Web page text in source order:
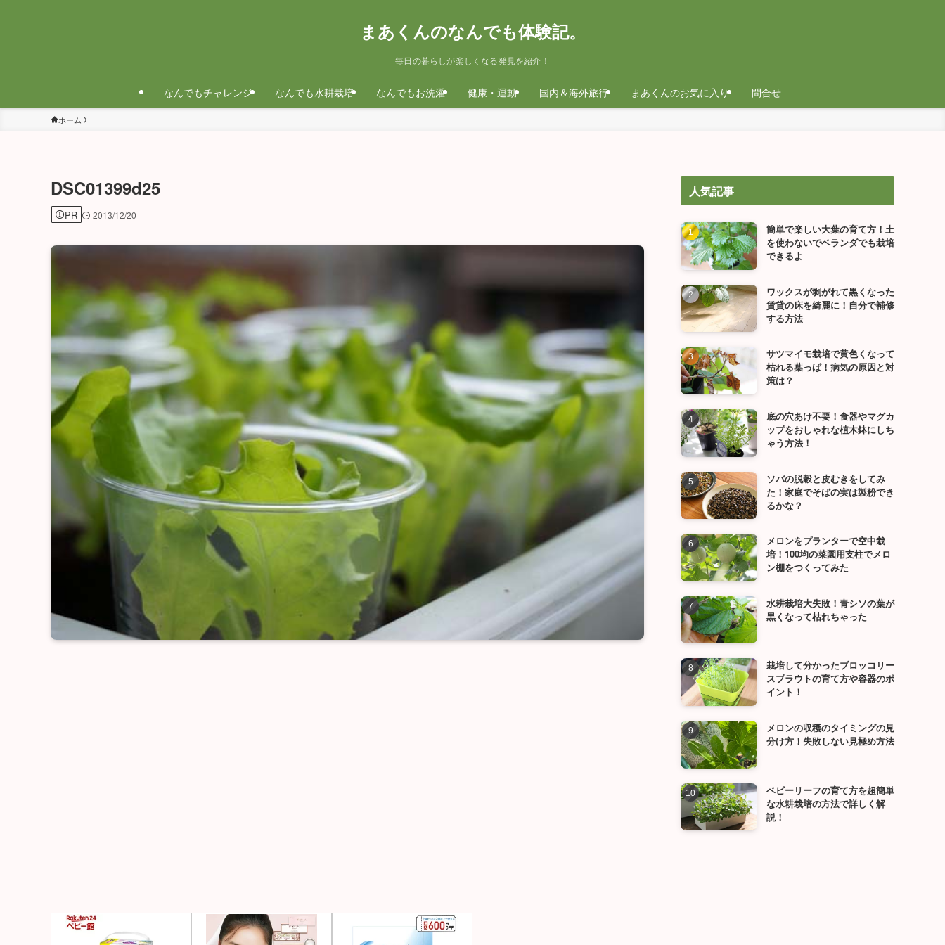
まあくんのなんでも体験記。
毎日の暮らしが楽しくなる発見を紹介！
なんでもチャレンジ なんでも水耕栽培 なんでもお洗濯 健康・運動 国内＆海外旅行 まあくんのお気に入り 問合せ
ホーム
DSC01399d25
PR 2013/12/20
人気記事
簡単で楽しい大葉の育て方！土
を使わないでベランダでも栽培
できるよ
ワックスが剥がれて黒くなった
賃貸の床を綺麗に！自分で補修
する方法
サツマイモ栽培で黄色くなって
枯れる葉っぱ！病気の原因と対
策は？
底の穴あけ不要！食器やマグカ
ップをおしゃれな植木鉢にしち
ゃう方法！
ソバの脱穀と皮むきをしてみ
た！家庭でそばの実は製粉でき
るかな？
メロンをプランターで空中栽
培！100均の菜園用支柱でメロ
ン棚をつくってみた
水耕栽培大失敗！青シソの葉が
黒くなって枯れちゃった
栽培して分かったブロッコリー
スプラウトの育て方や容器のポ
イント！
メロンの収穫のタイミングの見
分け方！失敗しない見極め方法
ベビーリーフの育て方を超簡単
な水耕栽培の方法で詳しく解
説！